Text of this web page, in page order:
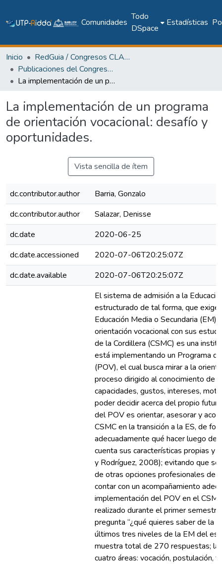
Comunidades
Todo
DSpace
Estadísticas
Inicio
RedGuia / Congresos CLABES
Publicaciones del Congreso Internacional CLABES
La implementación de un programa de orientación vocacional: desafío y oportunidades.
La implementación de un programa
de orientación vocacional: desafío y
oportunidades.
Vista sencilla de ítem
dc.contributor.author
Barria, Gonzalo
dc.contributor.author
Salazar, Denisse
dc.date
2020-06-25
dc.date.accessioned
2020-07-06T20:25:07Z
dc.date.available
2020-07-06T20:25:07Z
El sistema de admisión a la
estructurado de tal forma, que
Educación Media o Secundaria (EM)
orientación vocacional con sus
de la Cordillera (CSMC) es una
está implementando un Programa
(POV), el cual busca mirar a la
proceso dirigido al conocimiento de
capacidades, gustos, intereses,
poder decidir acerca del propio
del POV es orientar, asesorar y
CSMC en la transición a la ES, de
adecuadamente qué hacer luego de
cuenta sus características propias y
y Rodríguez, 2008); evitando que
de otras opciones profesionales de
contar con un acompañamiento
implementación del POV en el
realizado durante el primer
pregunta “¿qué quieres saber de la
últimos tres niveles de la EM del
muestra total de 270 respuestas;
cuatro áreas: vocación, postulación,